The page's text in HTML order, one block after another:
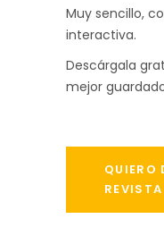
Muy sencillo,
interactiva.
Descárgala
mejor
QUIERO
REVISTA